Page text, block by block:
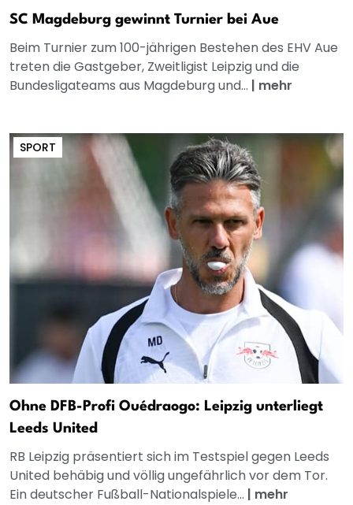
SC Magdeburg gewinnt Turnier bei Aue
Beim Turnier zum 100-jährigen Bestehen des EHV Aue
treten die Gastgeber, Zweitligist Leipzig und die
Bundesligateams aus Magdeburg und... | mehr
SPORT
Ohne DFB-Profi Ouédraogo: Leipzig unterliegt
Leeds United
RB Leipzig präsentiert sich im Testspiel gegen Leeds
United behäbig und völlig ungefährlich vor dem Tor.
Ein deutscher Fußball-Nationalspiele... | mehr